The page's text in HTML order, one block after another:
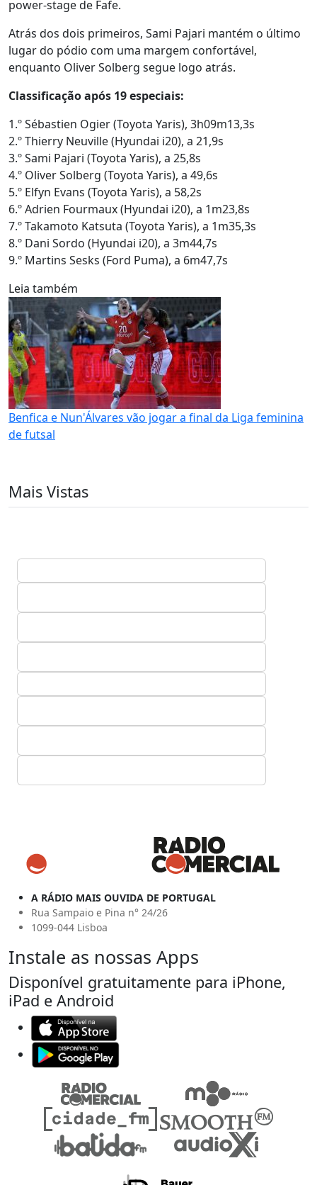
power-stage de Fafe.
Atrás dos dois primeiros, Sami Pajari mantém o último
lugar do pódio com uma margem confortável,
enquanto Oliver Solberg segue logo atrás.
Classificação após 19 especiais:
1.º Sébastien Ogier (Toyota Yaris), 3h09m13,3s
2.º Thierry Neuville (Hyundai i20), a 21,9s
3.º Sami Pajari (Toyota Yaris), a 25,8s
4.º Oliver Solberg (Toyota Yaris), a 49,6s
5.º Elfyn Evans (Toyota Yaris), a 58,2s
6.º Adrien Fourmaux (Hyundai i20), a 1m23,8s
7.º Takamoto Katsuta (Toyota Yaris), a 1m35,3s
8.º Dani Sordo (Hyundai i20), a 3m44,7s
9.º Martins Sesks (Ford Puma), a 6m47,7s
Leia também
Benfica e Nun'Álvares vão jogar a final da Liga feminina
de futsal
Mais Vistas
A RÁDIO MAIS OUVIDA DE PORTUGAL
Rua Sampaio e Pina n° 24/26
1099-044 Lisboa
Instale as nossas Apps
Disponível gratuitamente para iPhone,
iPad e Android